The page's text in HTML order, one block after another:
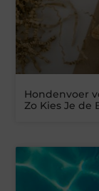
Hondenvoer
Zo Kies Je de